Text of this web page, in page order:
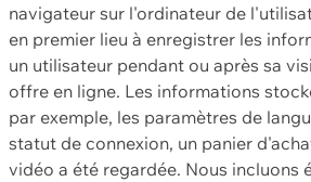
navigateur sur l'ordinateur de
en premier lieu à enregistrer les
un utilisateur pendant ou après sa
offre en ligne. Les informations
par exemple, les paramètres de
statut de connexion, un panier
vidéo a été regardée. Nous incluons